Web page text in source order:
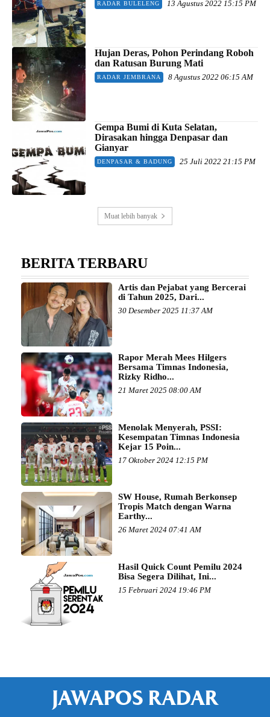
RADAR BULELENG 13 Agustus 2022 15:15 PM
Hujan Deras, Pohon Perindang Roboh
dan Ratusan Burung Mati
RADAR JEMBRANA 8 Agustus 2022 06:15 AM
Gempa Bumi di Kuta Selatan,
Dirasakan hingga Denpasar dan
Gianyar
DENPASAR & BADUNG 25 Juli 2022 21:15 PM
Muat lebih banyak
BERITA TERBARU
Artis dan Pejabat yang Bercerai
di Tahun 2025, Dari...
30 Desember 2025 11:37 AM
Rapor Merah Mees Hilgers
Bersama Timnas Indonesia,
Rizky Ridho...
21 Maret 2025 08:00 AM
Menolak Menyerah, PSSI:
Kesempatan Timnas Indonesia
Kejar 15 Poin...
17 Oktober 2024 12:15 PM
SW House, Rumah Berkonsep
Tropis Match dengan Warna
Earthy...
26 Maret 2024 07:41 AM
Hasil Quick Count Pemilu 2024
Bisa Segera Dilihat, Ini...
15 Februari 2024 19:46 PM
JAWAPOS RADAR